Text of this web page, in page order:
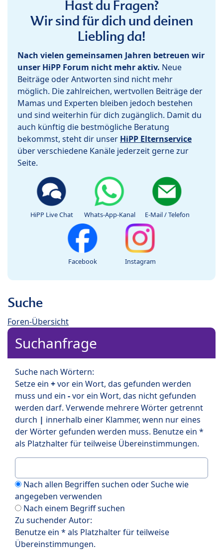
Hast du Fragen?
Wir sind für dich und deinen
Liebling da!
Nach vielen gemeinsamen Jahren betreuen wir
unser HiPP Forum nicht mehr aktiv. Neue
Beiträge oder Antworten sind nicht mehr
möglich. Die zahlreichen, wertvollen Beiträge der
Mamas und Experten bleiben jedoch bestehen
und sind weiterhin für dich zugänglich. Damit du
auch künftig die bestmögliche Beratung
bekommst, steht dir unser HiPP Elternservice
über verschiedene Kanäle jederzeit gerne zur
Seite.
HiPP Live Chat Whats-App-Kanal E-Mail / Telefon
Facebook Instagram
Suche
Foren-Übersicht
Suchanfrage
Suche nach Wörtern:
Setze ein +vor ein Wort, das gefunden werden
muss und ein -vor ein Wort, das nicht gefunden
werden darf. Verwende mehrere Wörter getrennt
durch | innerhalb einer Klammer, wenn nur eines
der Wörter gefunden werden muss. Benutze ein *
als Platzhalter für teilweise Übereinstimmungen.
Nach allen Begriffen suchen oder Suche wie
angegeben verwenden
Nach einem Begriff suchen
Zu suchender Autor:
Benutze ein * als Platzhalter für teilweise
Übereinstimmungen.